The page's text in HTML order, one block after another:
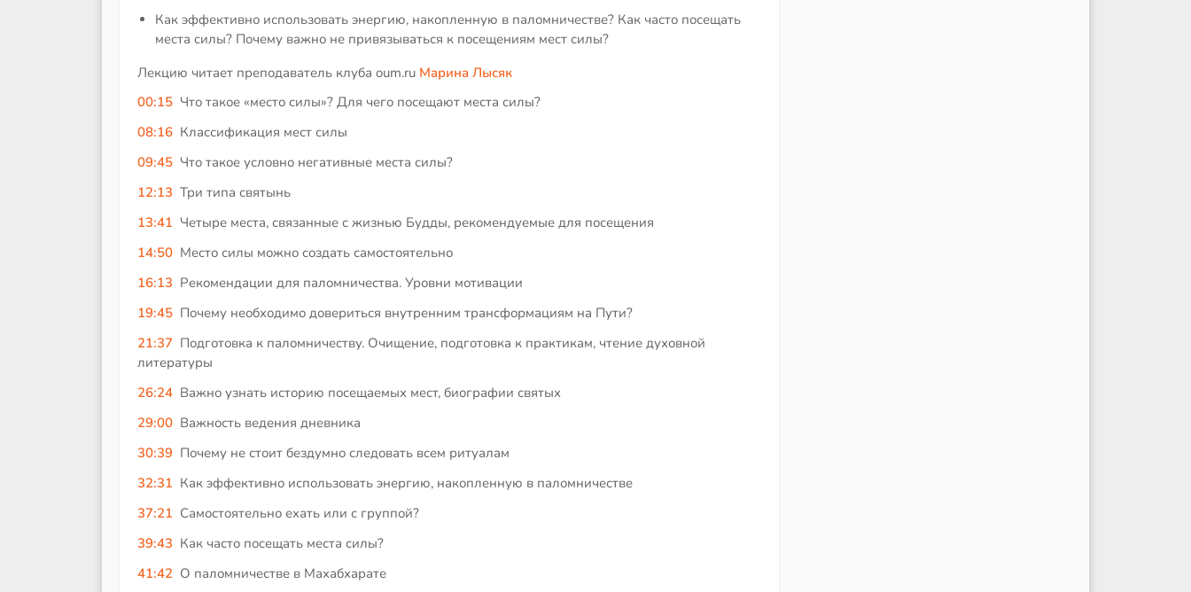
Как эффективно использовать энергию, накопленную в паломничестве? Как часто посещать
места силы? Почему важно не привязываться к посещениям мест силы?
Лекцию читает преподаватель клуба oum.ru Марина Лысяк
00:15 Что такое «место силы»? Для чего посещают места силы?
08:16 Классификация мест силы
09:45 Что такое условно негативные места силы?
12:13 Три типа святынь
13:41 Четыре места, связанные с жизнью Будды, рекомендуемые для посещения
14:50 Место силы можно создать самостоятельно
16:13 Рекомендации для паломничества. Уровни мотивации
19:45 Почему необходимо довериться внутренним трансформациям на Пути?
21:37 Подготовка к паломничеству. Очищение, подготовка к практикам, чтение духовной
литературы
26:24 Важно узнать историю посещаемых мест, биографии святых
29:00 Важность ведения дневника
30:39 Почему не стоит бездумно следовать всем ритуалам
32:31 Как эффективно использовать энергию, накопленную в паломничестве
37:21 Самостоятельно ехать или с группой?
39:43 Как часто посещать места силы?
41:42 О паломничестве в Махабхарате